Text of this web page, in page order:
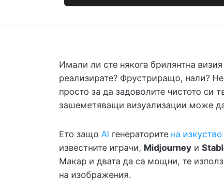
Имали ли сте някога брилянтна
реализирате? Фрустриращо, нали?
просто за да задоволите чистото си
зашеметяващи визуализации може
Ето защо AI генераторите на изкуство
известните играчи, Midjourney и
Макар и двата да са мощни, те
на изображения.